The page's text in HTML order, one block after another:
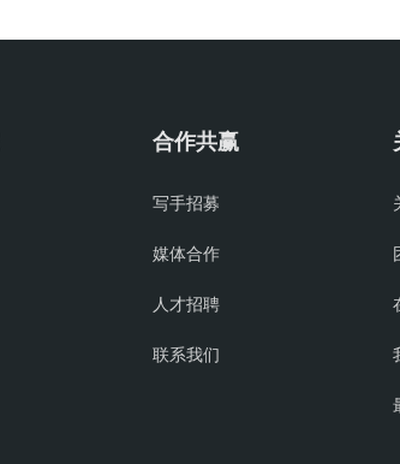
合作共赢
写手招募
媒体合作
人才招聘
联系我们